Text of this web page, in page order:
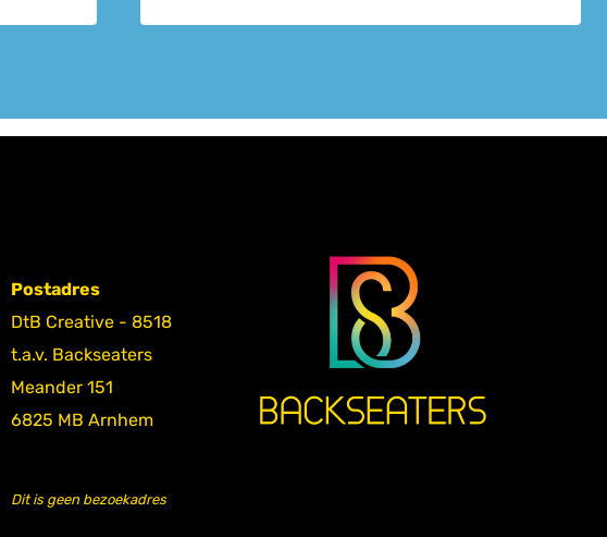
Postadres
DtB Creative - 8518
t.a.v. Backseaters
Meander 151
6825 MB Arnhem
Dit is geen bezoekadres